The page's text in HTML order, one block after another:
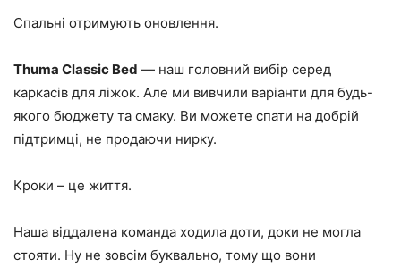
Спальні отримують оновлення.
Thuma Classic Bed — наш головний вибір серед
каркасів для ліжок. Але ми вивчили варіанти для будь-
якого бюджету та смаку. Ви можете спати на добрій
підтримці, не продаючи нирку.
Кроки – це життя.
Наша віддалена команда ходила доти, доки не могла
стояти. Ну не зовсім буквально, тому що вони